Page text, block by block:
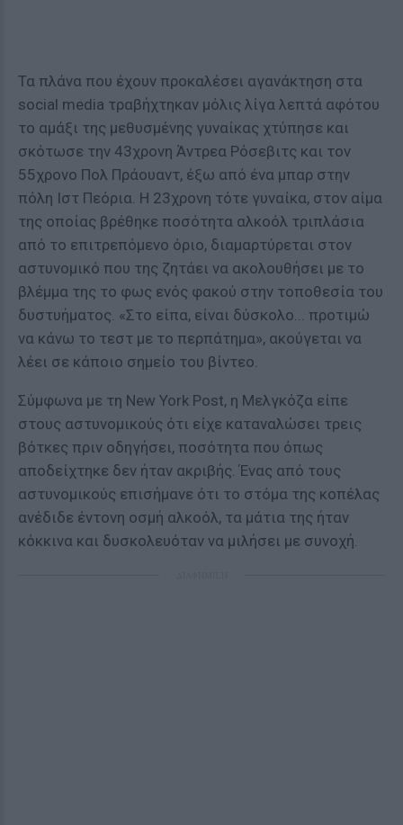
Τα πλάνα που έχουν προκαλέσει αγανάκτηση στα
social media τραβήχτηκαν μόλις λίγα λεπτά αφότου
το αμάξι της μεθυσμένης γυναίκας χτύπησε και
σκότωσε την 43χρονη Άντρεα Ρόσεβιτς και τον
55χρονο Πολ Πράουαντ, έξω από ένα μπαρ στην
πόλη Ιστ Πεόρια. Η 23χρονη τότε γυναίκα, στον αίμα
της οποίας βρέθηκε ποσότητα αλκοόλ τριπλάσια
από το επιτρεπόμενο όριο, διαμαρτύρεται στον
αστυνομικό που της ζητάει να ακολουθήσει με το
βλέμμα της το φως ενός φακού στην τοποθεσία του
δυστυήματος. «Στο είπα, είναι δύσκολο... προτιμώ
να κάνω το τεστ με το περπάτημα», ακούγεται να
λέει σε κάποιο σημείο του βίντεο.
Σύμφωνα με τη New York Post, η Μελγκόζα είπε
στους αστυνομικούς ότι είχε καταναλώσει τρεις
βότκες πριν οδηγήσει, ποσότητα που όπως
αποδείχτηκε δεν ήταν ακριβής. Ένας από τους
αστυνομικούς επισήμανε ότι το στόμα της κοπέλας
ανέδιδε έντονη οσμή αλκοόλ, τα μάτια της ήταν
κόκκινα και δυσκολευόταν να μιλήσει με συνοχή.